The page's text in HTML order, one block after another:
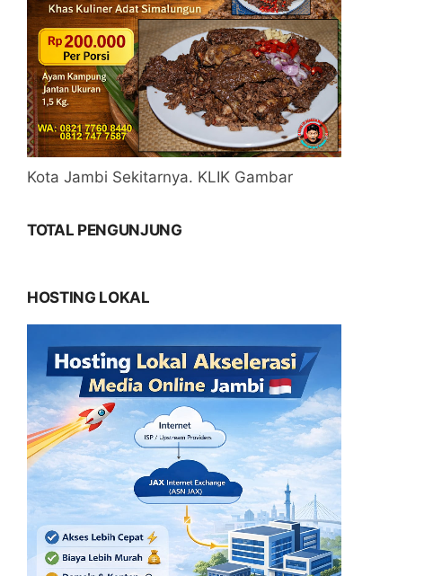
Kota Jambi Sekitarnya. KLIK Gambar
TOTAL PENGUNJUNG
HOSTING LOKAL